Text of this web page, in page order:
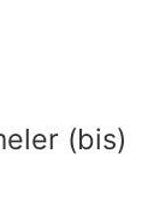
(bis)